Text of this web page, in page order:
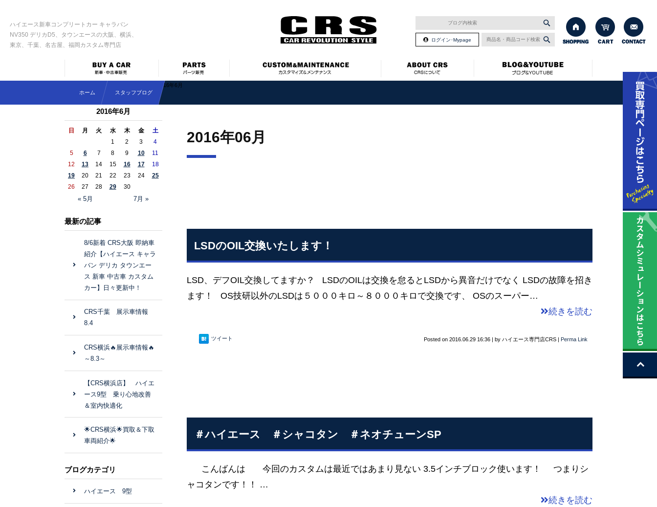
ハイエース新車コンプリートカー キャラバン
NV350 デリカD5、タウンエースの大阪、横浜、
東京、千葉、名古屋、福岡カスタム専門店
ログイン･Mypage
ホーム スタッフブログ
2016年6月
2016年06月
LSDのOIL交換いたします！
LSD、デフOIL交換してますか？ LSDのOILは交換を怠るとLSDから異音だけでなく LSDの故障を招き
ます！ OS技研以外のLSDは５０００キロ～８０００キロで交換です、 OSのスーパー…
続きを読む
ツイート Posted on 2016.06.29 16:36 | by ハイエース専門店CRS | Perma Link
＃ハイエース ＃シャコタン ＃ネオチューンSP
こんばんは 今回のカスタムは最近ではあまり見ない 3.5インチブロック使います！ つまりシ
ャコタンです！！ …
続きを読む
2016年6月
日 月 火 水 木 金 土
« 5月 7月 »
1 2 3
4
5
6 7 8 9 10
11
12
13 14 15 16 17
18
19
20 21 22 23 24
25
26
27 28 29 30
最新の記事
8/6新着 CRS大阪 即納車
紹介【ハイエース キャラ
バン デリカ タウンエー
ス 新車 中古車 カスタム
カー】日々更新中！
CRS千葉 展示車情報
8.4
CRS横浜🔥展示車情報🔥
～8.3～
【CRS横浜店】 ハイエ
ース9型 乗り心地改善
＆室内快適化
🌟CRS横浜🌟買取＆下取
車両紹介🌟
ブログカテゴリ
ハイエース 9型